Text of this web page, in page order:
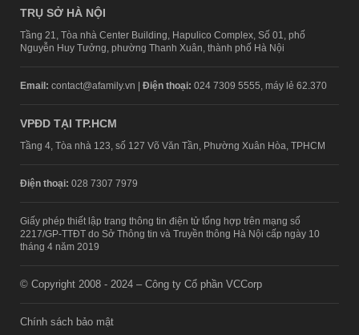
TRỤ SỞ HÀ NỘI
Tầng 21, Tòa nhà Center Building, Hapulico Complex, Số 01, phố
Nguyễn Huy Tưởng, phường Thanh Xuân, thành phố Hà Nội
Email: contact@afamily.vn | Điện thoại: 024 7309 5555, máy lẻ 62.370
VPĐD TẠI TP.HCM
Tầng 4, Tòa nhà 123, số 127 Võ Văn Tần, Phường Xuân Hòa, TPHCM
Điện thoại: 028 7307 7979
Giấy phép thiết lập trang thông tin điện tử tổng hợp trên mạng số
2217/GP-TTĐT do Sở Thông tin và Truyền thông Hà Nội cấp ngày 10
tháng 4 năm 2019
© Copyright 2008 - 2024 – Công ty Cổ phần VCCorp
Chính sách bảo mật